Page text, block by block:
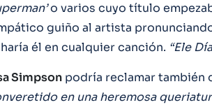
o varios cuyo título
guiño al artista
él en cualquier canción. “Ele
Simpson podría reclamar también
en una heremosa